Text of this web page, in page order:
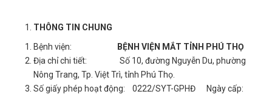
THÔNG TIN CHUNG
Bệnh viện:
BỆNH VIỆN MẮT TỈNH PHÚ THỌ
Địa chỉ chi tiết: Số 10, đường Nguyễn Du, phường
Nông Trang, Tp. Việt Trì, tỉnh Phú Thọ.
Số giấy phép hoạt động: 0222/SYT-GPHĐ Ngày cấp: